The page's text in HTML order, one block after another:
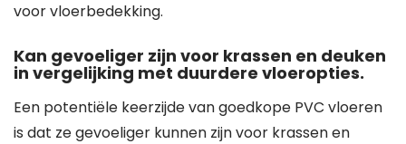
voor vloerbedekking.
Kan gevoeliger zijn voor krassen en deuken
in vergelijking met duurdere vloeropties.
Een potentiële keerzijde van goedkope PVC vloeren
is dat ze gevoeliger kunnen zijn voor krassen en